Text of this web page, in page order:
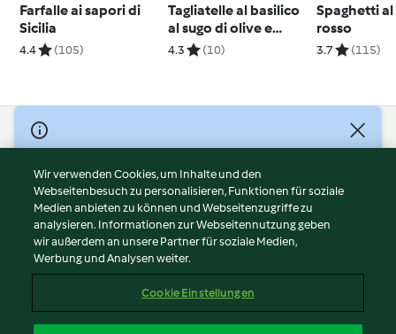
Farfalle ai sapori di
Sicilia
4.4 (105)
Tagliatelle al basilico
al sugo di olive e
pomodori
4.3 (10)
Spaghetti
rosso
3.7 (115)
© Copyright 2026
Nutzungsbedingungen
Datenschutzrichtlinien
Disclaimer
Impressum
Cookies
Abo kündigen
Wir verwenden Cookies, um Inhalte und den
Webseitenbesuch zu personalisieren, Funktionen für soziale
Medien anbieten zu können und Webseitenzugriffe zu
analysieren. Informationen zur Webseitennutzung geben
wir außerdem an unsere Partner für soziale Medien,
Werbung und Analysen weiter.
Cookie Einstellungen